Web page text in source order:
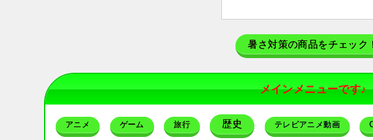
暑さ対策の商品をチェック！
メインメニューです♪
アニメ ゲーム 旅行 歴史 テレビアニメ動画